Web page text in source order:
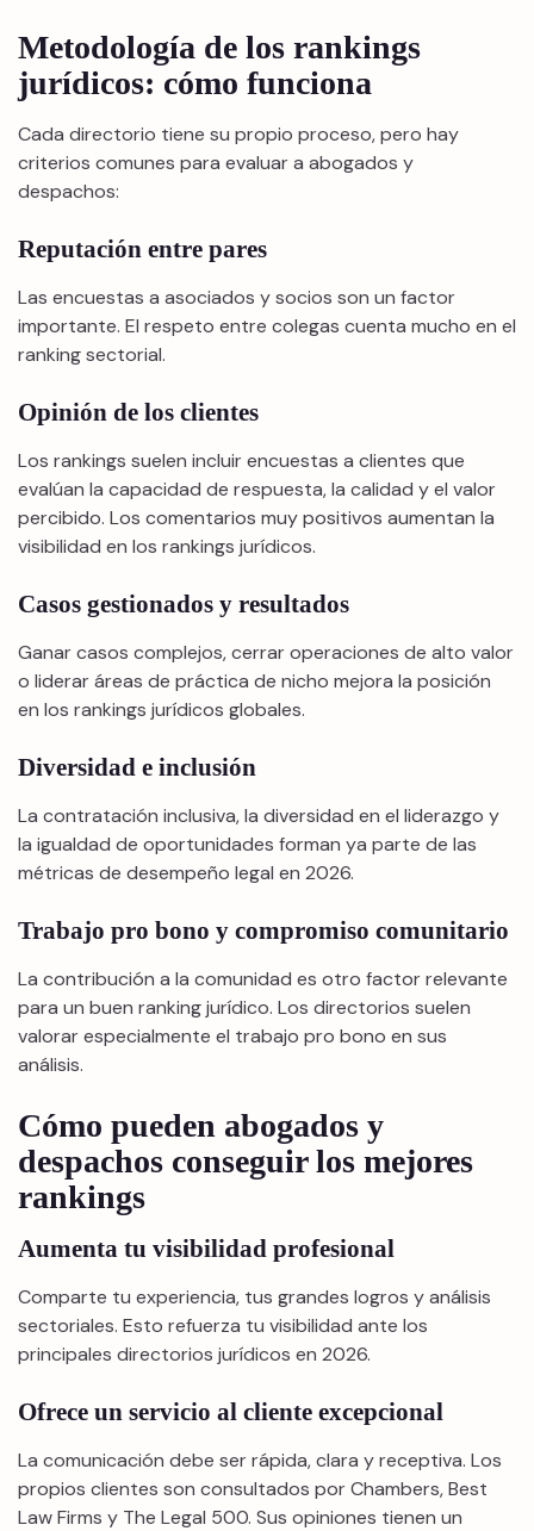
Metodología de los rankings
jurídicos: cómo funciona
Cada directorio tiene su propio proceso, pero hay
criterios comunes para evaluar a abogados y
despachos:
Reputación entre pares
Las encuestas a asociados y socios son un factor
importante. El respeto entre colegas cuenta mucho en el
ranking sectorial.
Opinión de los clientes
Los rankings suelen incluir encuestas a clientes que
evalúan la capacidad de respuesta, la calidad y el valor
percibido. Los comentarios muy positivos aumentan la
visibilidad en los rankings jurídicos.
Casos gestionados y resultados
Ganar casos complejos, cerrar operaciones de alto valor
o liderar áreas de práctica de nicho mejora la posición
en los rankings jurídicos globales.
Diversidad e inclusión
La contratación inclusiva, la diversidad en el liderazgo y
la igualdad de oportunidades forman ya parte de las
métricas de desempeño legal en 2026.
Trabajo pro bono y compromiso comunitario
La contribución a la comunidad es otro factor relevante
para un buen ranking jurídico. Los directorios suelen
valorar especialmente el trabajo pro bono en sus
análisis.
Cómo pueden abogados y
despachos conseguir los mejores
rankings
Aumenta tu visibilidad profesional
Comparte tu experiencia, tus grandes logros y análisis
sectoriales. Esto refuerza tu visibilidad ante los
principales directorios jurídicos en 2026.
Ofrece un servicio al cliente excepcional
La comunicación debe ser rápida, clara y receptiva. Los
propios clientes son consultados por Chambers, Best
Law Firms y The Legal 500. Sus opiniones tienen un